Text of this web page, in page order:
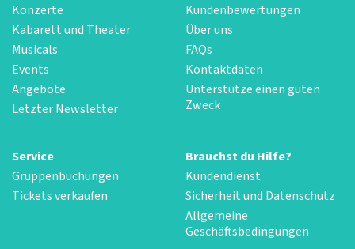
Konzerte
Kabarett und Theater
Musicals
Events
Angebote
Letzter Newsletter
Kundenbewertungen
Über uns
FAQs
Kontaktdaten
Unterstütze einen guten
Zweck
Service
Gruppenbuchungen
Tickets verkaufen
Brauchst du Hilfe?
Kundendienst
Sicherheit und Datenschutz
Allgemeine
Geschäftsbedingungen